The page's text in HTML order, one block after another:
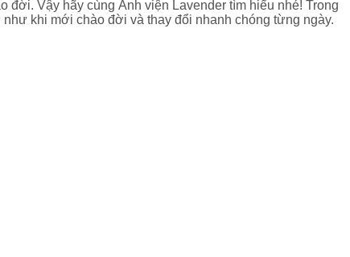
Vậy hãy cùng Ảnh viện Lavender tìm hiểu nhé! Trong
khi mới chào đời và thay đổi nhanh chóng từng ngày.